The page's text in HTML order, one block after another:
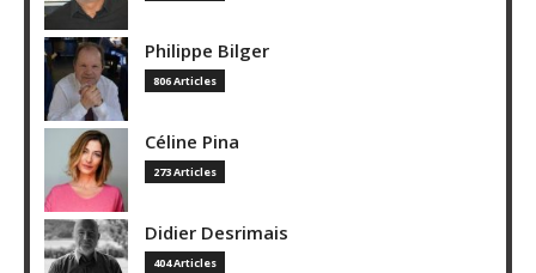
Philippe Bilger
806 Articles
Céline Pina
273 Articles
Didier Desrimais
404 Articles